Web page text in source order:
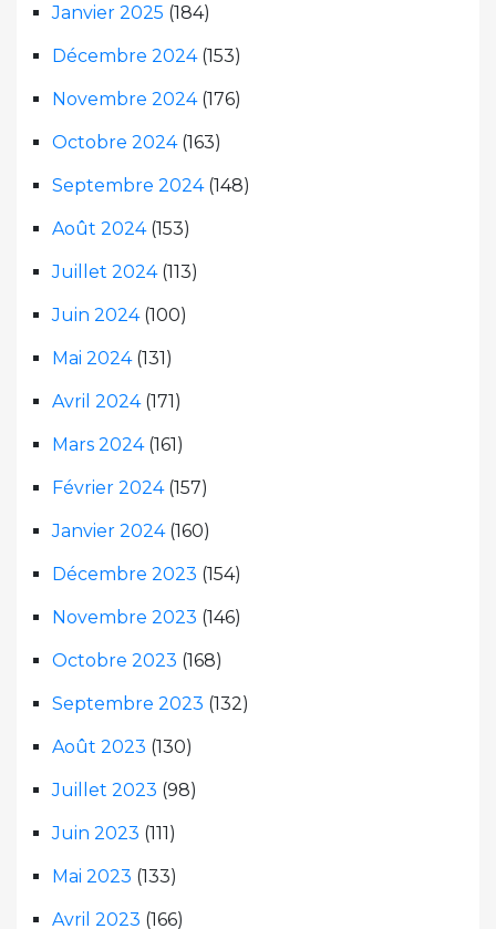
Janvier 2025 (184)
Décembre 2024(153)
Novembre 2024(176)
Octobre 2024(163)
Septembre 2024(148)
Août 2024(153)
Juillet 2024(113)
Juin 2024(100)
Mai 2024(131)
Avril 2024(171)
Mars 2024(161)
Février 2024(157)
Janvier 2024(160)
Décembre 2023 (154)
Novembre 2023 (146)
Octobre 2023 (168)
Septembre 2023 (132)
Août 2023 (130)
Juillet 2023 (98)
Juin 2023 (111)
Mai 2023 (133)
Avril 2023 (166)